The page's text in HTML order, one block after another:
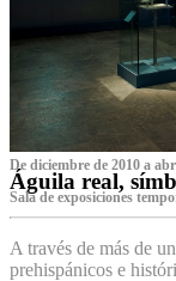
De diciembre de 2010 a
Águila real,
Sala de exposiciones
A través de más de
prehispánicos e